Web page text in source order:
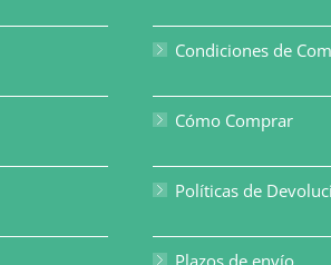
Condiciones de
Cómo Comprar
Políticas de
Plazos de envío